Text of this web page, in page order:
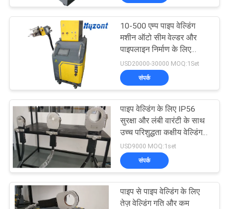
गुणवत्ता
एक
उद्धरण
का
अनुरोध
करें
साइटमैप
पाइप वेल्डिंग मशीन
ट्यूबशीट वेल्डिंग मशीन के
लिए ट्यूब
10-500 एम्प पाइप वेल्डिंग
मशीन ऑटो सीम वेल्डर और
पाइपलाइन निर्माण के लिए
TIG/MIG वेल्डिंग प्रक्रिया के
साथ
USD20000-30000 MOQ:1Set
संपर्क
पाइप वेल्डिंग के लिए IP56
सुरक्षा और लंबी वारंटी के साथ
उच्च परिशुद्धता कक्षीय वेल्डिंग
मशीन
USD9000 MOQ:1set
संपर्क
पाइप से पाइप वेल्डिंग के लिए
तेज़ वेल्डिंग गति और कम